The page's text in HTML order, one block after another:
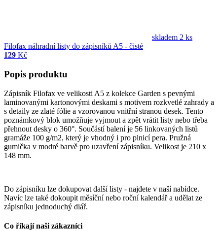
skladem 2 ks
Filofax náhradní listy do zápisníků A5 - čisté
129 Kč
Popis produktu
Zápisník Filofax ve velikosti A5 z kolekce Garden s pevnými
laminovanými kartonovými deskami s motivem rozkvetlé zahrady a
s detaily ze zlaté fólie a vzorovanou vnitřní stranou desek. Tento
poznámkový blok umožňuje vyjmout a zpět vrátit listy nebo třeba
přehnout desky o 360°. Součástí balení je 56 linkovaných listů
gramáže 100 g/m2, který je vhodný i pro plnicí pera. Pružná
gumička v modré barvě pro uzavření zápisníku. Velikost je 210 x
148 mm.
Do zápisníku lze dokupovat další listy - najdete v naší nabídce.
Navíc lze také dokoupit měsíční nebo roční kalendář a udělat ze
zápisníku jednoduchý diář.
Co říkají naši zákazníci